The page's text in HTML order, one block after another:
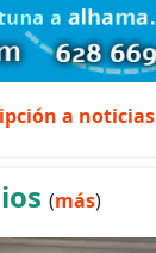
a noticias
(más)